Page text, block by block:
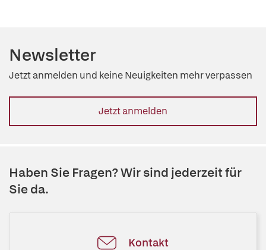
Newsletter
Jetzt anmelden und keine Neuigkeiten mehr verpassen
Jetzt anmelden
Haben Sie Fragen? Wir sind jederzeit für
Sie da.
Kontakt